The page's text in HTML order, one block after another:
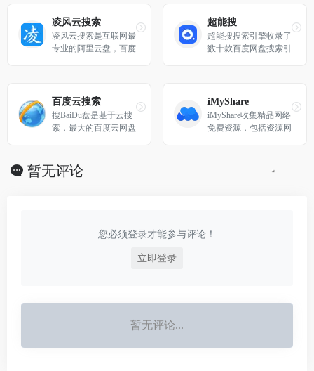
搜索神器。
量资源。
凌风云搜索
凌风云搜索是互联网最
专业的阿里云盘，百度
超能搜
超能搜搜索引擎收录了
数十款百度网盘搜索引
资源搜索引擎。提供影
视、书籍、软件等资源
推荐以及整合信息，让
百度云搜索
搜BaiDu盘是基于云搜
索，最大的百度云网盘
所有的网盘资源.
iMyShare
iMyShare收集精品网络
免费资源，包括资源网
源，欢迎前来探索。
暂无评论
您必须登录才能参与评论！
立即登录
暂无评论...